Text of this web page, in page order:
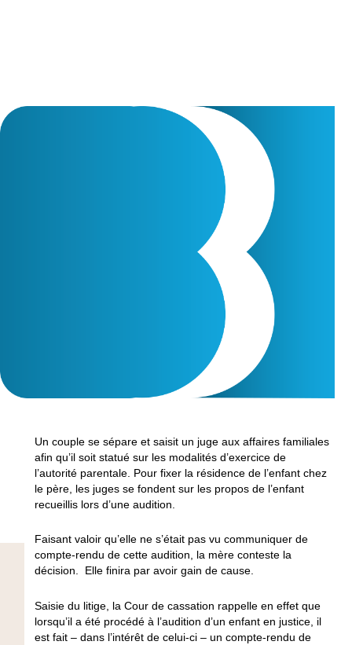
Un couple se sépare et saisit un juge aux affaires familiales
afin qu’il soit statué sur les modalités d’exercice de
l’autorité parentale. Pour fixer la résidence de l’enfant chez
le père, les juges se fondent sur les propos de l’enfant
recueillis lors d’une audition.
Faisant valoir qu’elle ne s’était pas vu communiquer de
compte-rendu de cette audition, la mère conteste la
décision. Elle finira par avoir gain de cause.
Saisie du litige, la Cour de cassation rappelle en effet que
lorsqu’il a été procédé à l’audition d’un enfant en justice, il
est fait – dans l’intérêt de celui-ci – un compte-rendu de